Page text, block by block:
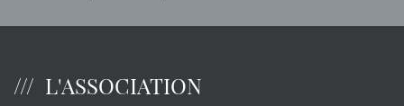
L'ASSOCIATION